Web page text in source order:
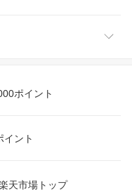
ポイント
イント
天市場トップ